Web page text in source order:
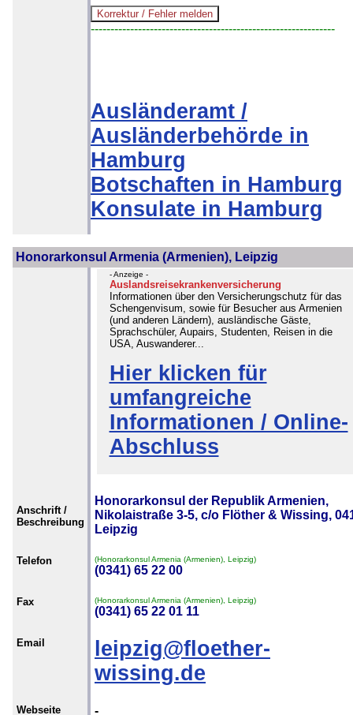
--------------------------------------------------------------
Ausländeramt /
Ausländerbehörde in
Hamburg
Botschaften in Hamburg
Konsulate in Hamburg
Honorarkonsul Armenia (Armenien), Leipzig
- Anzeige -
Auslandsreisekrankenversicherung
Informationen über den Versicherungschutz für das
Schengenvisum, sowie für Besucher aus Armenien
(und anderen Ländern), ausländische Gäste,
Sprachschüler, Aupairs, Studenten, Reisen in die
USA, Auswanderer...
Hier klicken für
umfangreiche
Informationen / Online-
Abschluss
Anschrift /
Beschreibung
Honorarkonsul der Republik Armenien,
Nikolaistraße 3-5, c/o Flöther & Wissing,
Leipzig
Telefon (Honorarkonsul Armenia (Armenien), Leipzig)
(0341) 65 22 00
Fax (Honorarkonsul Armenia (Armenien), Leipzig)
(0341) 65 22 01 11
Email
leipzig@floether-
wissing.de
Webseite -